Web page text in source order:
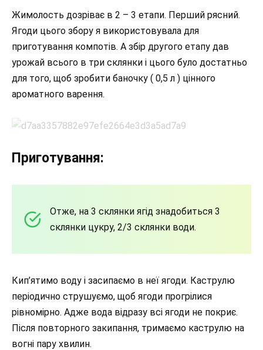
Жимолость дозріває в 2 – 3 етапи. Перший рясний.
Ягоди цього збору я використовувала для
приготування компотів. А збір другого етапу дав
урожай всього в три склянки і цього було достатньо
для того, щоб зробити баночку ( 0,5 л ) цінного
ароматного варення.
Приготування:
Отже, на 3 склянки ягід знадобиться 3
склянки цукру, 2/3 склянки води.
Кип’ятимо воду і засипаємо в неї ягоди. Каструлю
періодично струшуємо, щоб ягоди прогрілися
рівномірно. Адже вода відразу всі ягоди не покриє.
Після повторного закипання, тримаємо каструлю на
вогні пару хвилин.